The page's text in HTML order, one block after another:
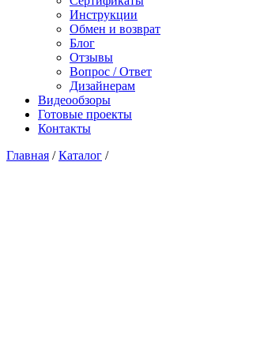
Инструкции
Обмен и возврат
Блог
Отзывы
Вопрос / Ответ
Дизайнерам
Видеообзоры
Готовые проекты
Контакты
Главная /Каталог /